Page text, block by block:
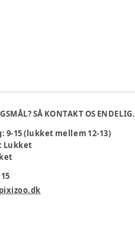
SÅ KONTAKT OS ENDELIG.
9-15 (lukket mellem 12-13)
Lukket